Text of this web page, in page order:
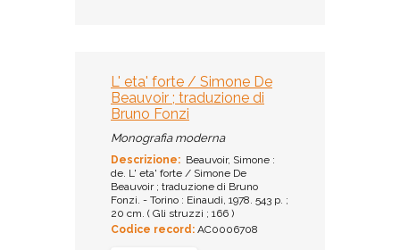
L' eta' forte / Simone De
Beauvoir ; traduzione di
Bruno Fonzi
Monografia moderna
Descrizione: Beauvoir, Simone :
de. L' eta' forte / Simone De
Beauvoir ; traduzione di Bruno
Fonzi. - Torino : Einaudi, 1978. 543 p. ;
20 cm. ( Gli struzzi ; 166 )
Codice record: AC0006708